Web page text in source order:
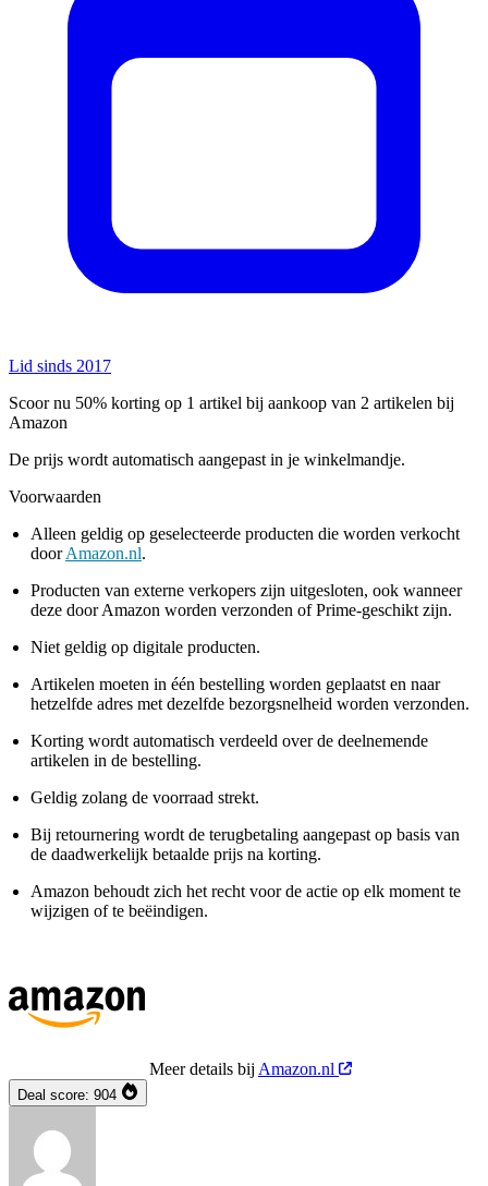
Lid sinds 2017
Scoor nu 50% korting op 1 artikel bij aankoop van 2 artikelen bij
Amazon
De prijs wordt automatisch aangepast in je winkelmandje.
Voorwaarden
Alleen geldig op geselecteerde producten die worden verkocht
doorAmazon.nl.
Producten van externe verkopers zijn uitgesloten, ook wanneer
deze door Amazon worden verzonden of Prime-geschikt zijn.
Niet geldig op digitale producten.
Artikelen moeten in één bestelling worden geplaatst en naar
hetzelfde adres met dezelfde bezorgsnelheid worden verzonden.
Korting wordt automatisch verdeeld over de deelnemende
artikelen in de bestelling.
Geldig zolang de voorraad strekt.
Bij retournering wordt de terugbetaling aangepast op basis van
de daadwerkelijk betaalde prijs na korting.
Amazon behoudt zich het recht voor de actie op elk moment te
wijzigen of te beëindigen.
Meer details bij Amazon.nl
Deal score: 904